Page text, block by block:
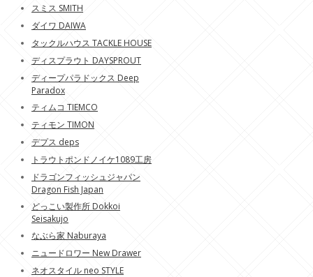
スミス SMITH
ダイワ DAIWA
タックルハウス TACKLE HOUSE
ディスプラウト DAYSPROUT
ディープパラドックス Deep
Paradox
ティムコ TIEMCO
ティモン TIMON
デプス deps
トラウトポンドノイケ1089工房
ドラゴンフィッシュジャパン
Dragon Fish Japan
どっこい製作所 Dokkoi
Seisakujo
なぶら家 Naburaya
ニュードロワー New Drawer
ネオスタイル neo STYLE